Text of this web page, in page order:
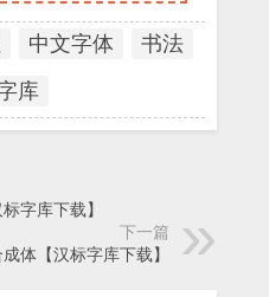
中文字体
书法
库
字库下载】
下一篇
体【汉标字库下载】